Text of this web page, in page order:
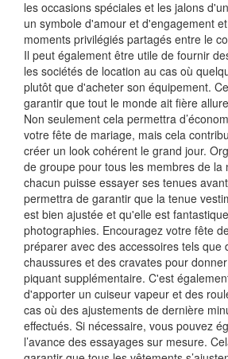
les occasions spéciales et les jalons
un symbole d'amour et d'engagement
moments privilégiés partagés entre le
Il peut également être utile de fournir
les sociétés de location au cas où
plutôt que d'acheter son équipement.
garantir que tout le monde ait fière
Non seulement cela permettra
votre fête de mariage, mais cela
créer un look cohérent le grand jour.
de groupe pour tous les membres de la
chacun puisse essayer ses tenues
permettra de garantir que la tenue
est bien ajustée et qu'elle est
photographies. Encouragez votre fête
préparer avec des accessoires tels que
chaussures et des cravates pour
piquant supplémentaire. C'est
d'apporter un cuiseur vapeur et des
cas où des ajustements de dernière
effectués. Si nécessaire, vous pouvez
l’avance des essayages sur mesure.